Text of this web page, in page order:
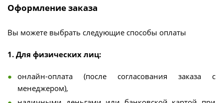
Оформление заказа
Вы можете выбрать следующие способы оплаты
1. Для физических лиц:
онлайн-оплата (после согласования заказа с
менеджером),